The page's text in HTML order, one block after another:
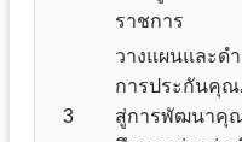
ราชการ
3
วางแผนและด
การประกันคุณ
สู่การพัฒนาคุ